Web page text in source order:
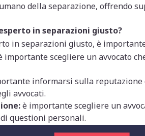
della separazione, offrendo
in separazioni giusto?
in separazioni giusto, è
importante scegliere un avvocato
informarsi sulla reputazione
avvocati.
è importante scegliere un
questioni personali.